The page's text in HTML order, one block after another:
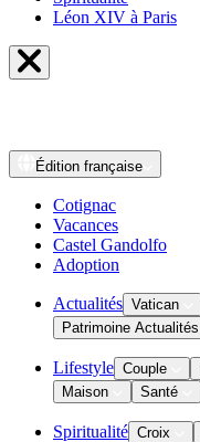
Léon XIV à Paris
Édition française
Cotignac
Vacances
Castel Gandolfo
Adoption
Actualités Vatican
Patrimoine Actualités
Lifestyle Couple
Maison
Santé
Spiritualité Croix